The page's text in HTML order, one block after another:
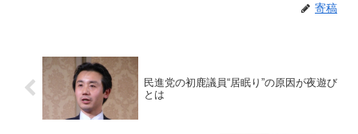
寄稿
民進党の初鹿議員“居眠り”の原因が夜遊び
とは